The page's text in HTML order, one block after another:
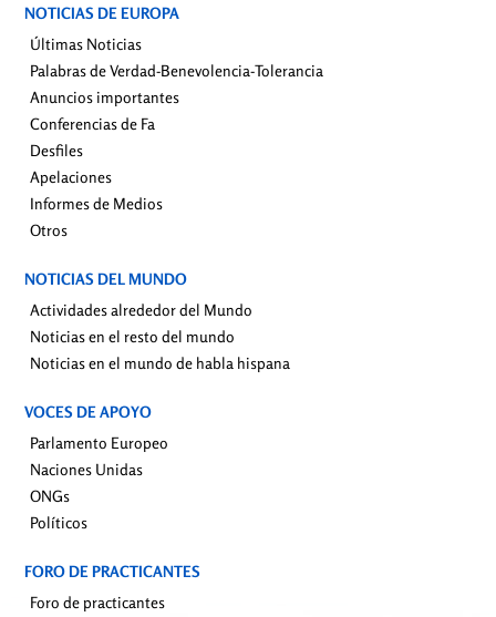
NOTICIAS DE EUROPA
Últimas Noticias
Palabras de Verdad-Benevolencia-Tolerancia
Anuncios importantes
Conferencias de Fa
Desfiles
Apelaciones
Informes de Medios
Otros
NOTICIAS DEL MUNDO
Actividades alrededor del Mundo
Noticias en el resto del mundo
Noticias en el mundo de habla hispana
VOCES DE APOYO
Parlamento Europeo
Naciones Unidas
ONGs
Políticos
FORO DE PRACTICANTES
Foro de practicantes